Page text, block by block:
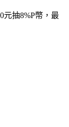
元抽8%P幣，最